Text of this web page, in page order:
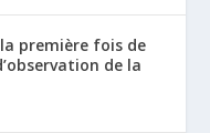
première fois de
de la